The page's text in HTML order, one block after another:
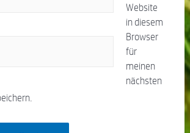
Website
in diesem
Browser
für
meinen
nächsten